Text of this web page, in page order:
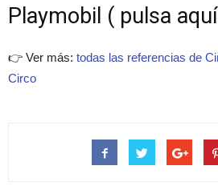
Playmobil ( pulsa
👉 Ver más: todas las referencias de
Circo